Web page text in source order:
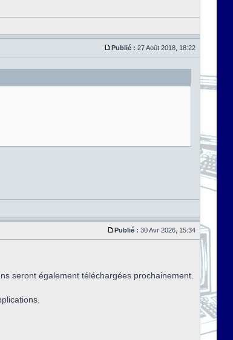
Publié : 27 Août 2018, 18:22
Publié : 30 Avr 2026, 15:34
seront également téléchargées prochainement.